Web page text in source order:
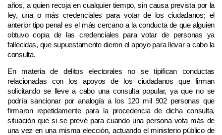
años, a quien recoja en cualquier tiempo, sin causa prevista por la
ley, una o más credenciales para votar de los ciudadanos; el
anterior tipo penal es el más cercano a la conducta de que alguien
obtuvo copia de las credenciales para votar de personas ya
fallecidas, que supuestamente dieron el apoyo para llevar a cabo la
consulta.
En materia de delitos electorales no se tipifican conductas
relacionadas con los apoyos de los ciudadanos que firman
solicitando se lleve a cabo una consulta popular, ya que no se
podría sancionar por analogía a los 120 mil 902 personas que
firmaron repetidamente para la procedencia de dicha consulta,
situación que si se prevé para cuando una persona vota más de
una vez en una misma elección, actuando el ministerio público de